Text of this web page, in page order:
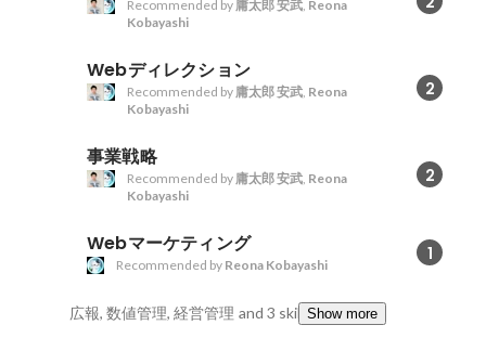
Recommended by 庸太郎 安武, Reona
Kobayashi
Webディレクション
2
Recommended by 庸太郎 安武, Reona
Kobayashi
事業戦略
2
Recommended by 庸太郎 安武, Reona
Kobayashi
Webマーケティング 1
Recommended by Reona Kobayashi
広報, 数値管理, 経営管理 and 3 skillsShow more